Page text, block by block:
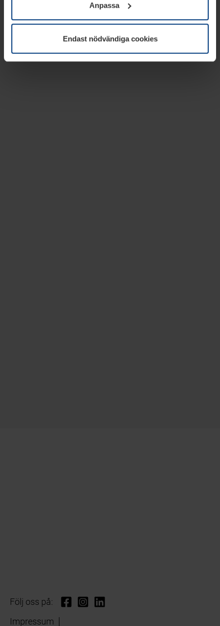
informationen om kakor underDataskyddsförklaring
vår webbplats.
Anpassa
Endast nödvändiga cookies
Följ oss på:
Impressum